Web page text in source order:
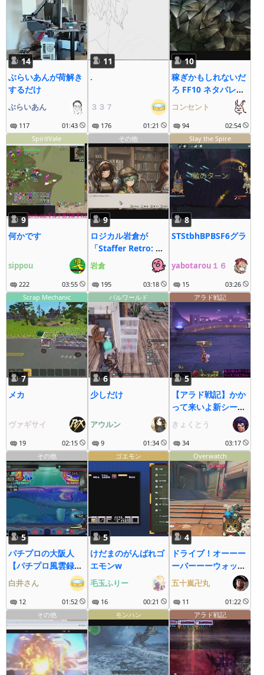
14
ぶらいあんが荷解き
するだけ
ぶらいあん
117 01:43
11
.
３３７
176 01:21
10
稼ぎかもしれないだ
ろ FF10 ネタバレあ
コンセント
94
02:54
SpiritVale
9
何かです
sippou
222 03:55
その他
9
ロジカル岩倉が
「Staffer Retro: 超
能力推理クエスト」
やるロジよ～っ！
岩倉
195 03:18
Slay the Spire
8
STStbhBPBSF6グラ
yabotarou１６
15
03:26
Scrap Mechanic
7
メカ
ヴァギサイ
19 02:15
パルワールド
6
少しだけ
アウルン
9 01:34
アラド戦記
5
【アラド戦記】かか
って来いよ新シーズ
ン！
きょくとう
34
03:17
その他
5
パチプロの大阪人
【パチプロ風雲録
5】
白井さん
12 01:52
ゴエモン
5
けだまのがんばれゴ
エモンw
毛玉ふりー
16 00:21
Overwatch
4
ドライブ！オーーー
ーバーーーウォッ
チ！！！
五十嵐卍丸
11
01:22
その他
モンハン アラド戦記